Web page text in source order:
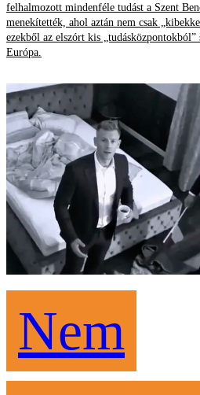
felhalmozott mindenféle tudást a Szent
menekítették, ahol aztán nem csak
ezekből az elszórt kis „tudásközpontokból”
Európa.
Nem